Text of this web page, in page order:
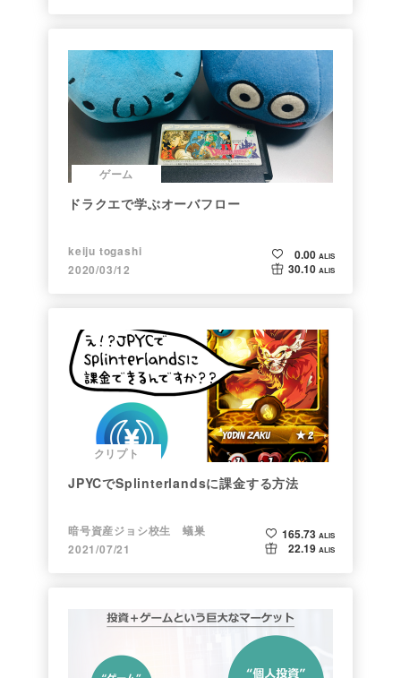
ゲーム
ドラクエで学ぶオーバフロー
keiju togashi
2020/03/12
0.00 ALIS
30.10 ALIS
クリプト
JPYCでSplinterlandsに課金する方法
暗号資産ジョシ校生 蟻巣
2021/07/21
165.73 ALIS
22.19 ALIS